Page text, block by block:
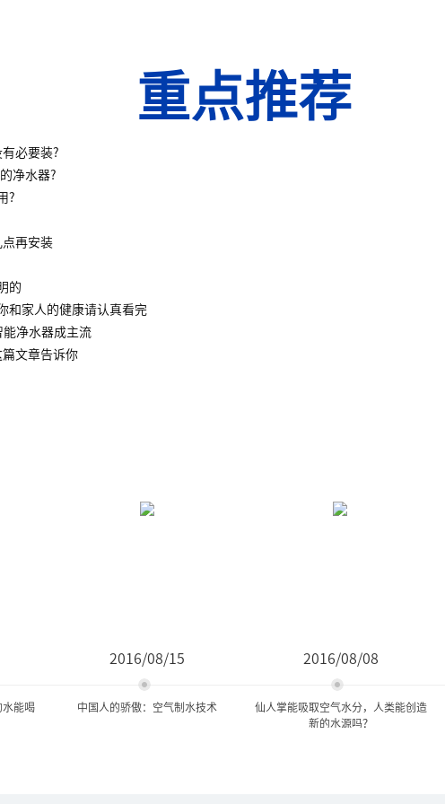
重点推荐
必要装?
净水器?
?
再安装
的
和家人的健康请认真看完
净水器成主流
文章告诉你
能喝
2016/08/15
中国人的骄傲：空气制水技术
2016/08/08
仙人掌能吸取空气水分，人类能创造
新的水源吗？